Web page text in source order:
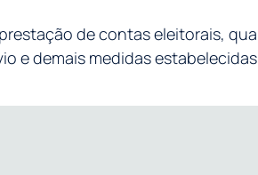
de contas eleitorais,
e demais medidas estabelecidas